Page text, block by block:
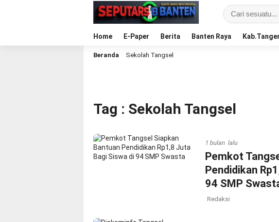
Home E-Paper Berita Banten Raya
Beranda Sekolah Tangsel
Tag : Sekolah Tangsel
1 bulan lalu
Pemkot
Pendidikan
94 SMP
Redaksi